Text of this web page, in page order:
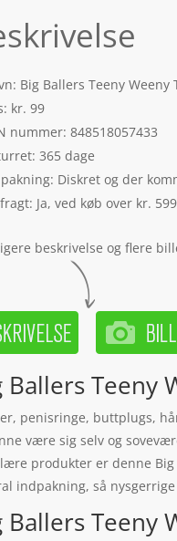
Big Ballers Teeny Weeny
kr. 99
nummer: 848518057433
365 dage
Diskret og der
Ja, ved køb over kr. 599
beskrivelse og flere
Ballers Teeny
penisringe, buttplugs,
være sig selv og
produkter er denne Big
indpakning, så
Ballers Teeny